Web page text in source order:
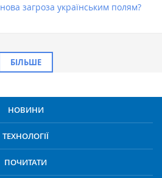
загроза українським полям?
БІЛЬШЕ
НОВИНИ
ТЕХНОЛОГІЇ
ПОЧИТАТИ